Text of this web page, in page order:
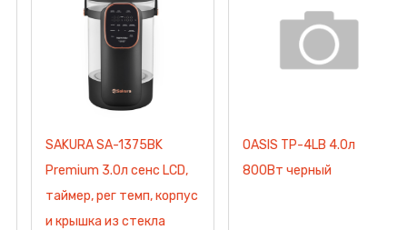
SAKURA SA-1375BK
Premium 3.0л сенс LCD,
таймер, рег темп, корпус
и крышка из стекла
OASIS TP-4LB 4.0л
800Вт черный